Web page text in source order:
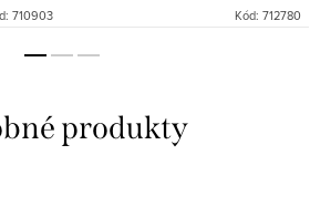
710903 Kód: 712780